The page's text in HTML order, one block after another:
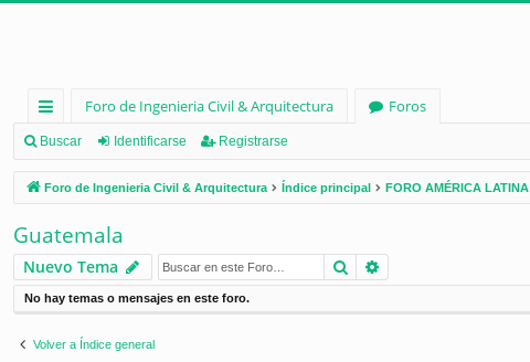
nl
ac
es
rá
pi
d
os
Foro de Ingenieria Civil & Arquitectura
Foros
Buscar Identificarse Registrarse
Foro de Ingenieria Civil & Arquitectura Índice principal FORO AMÉRICA LATINA
Guatemala
Nuevo Tema Buscar
No hay temas o mensajes en este foro.
Volver a Índice general